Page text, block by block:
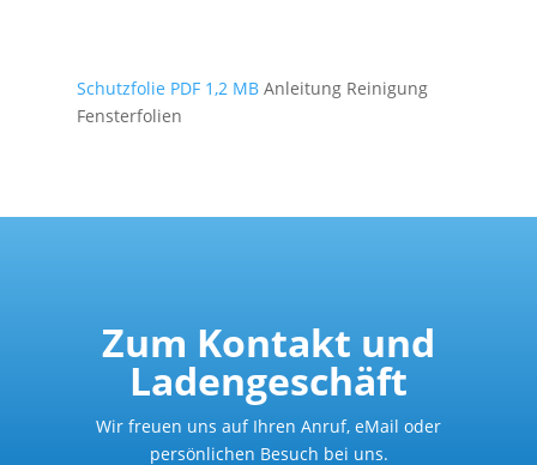
Schutzfolie PDF 1,2 MB Anleitung Reinigung
Fensterfolien
Zum Kontakt und
Ladengeschäft
Wir freuen uns auf Ihren Anruf, eMail oder
persönlichen Besuch bei uns.